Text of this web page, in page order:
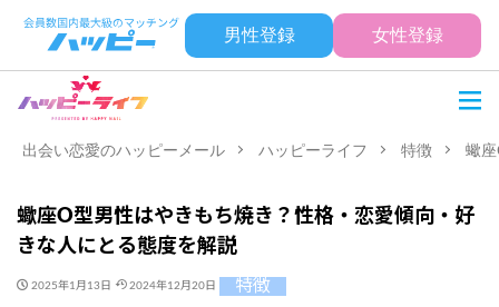
男性登録 女性登録
出会い恋愛のハッピーメール ハッピーライフ 特徴 蠍
蠍座O型男性はやきもち焼き？性格・恋愛傾向・好
きな人にとる態度を解説
2025年1月13日 2024年12月20日 特徴